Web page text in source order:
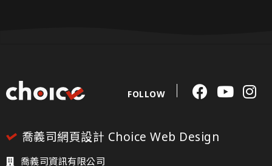
FOLLOW
喬義司網頁設計 Choice Web Design
喬義司資訊有限公司